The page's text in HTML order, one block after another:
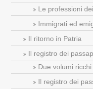
Le professioni
Immigrati ed
Il ritorno in Patria
Il registro dei
Due volumi ricchi
Il registro dei